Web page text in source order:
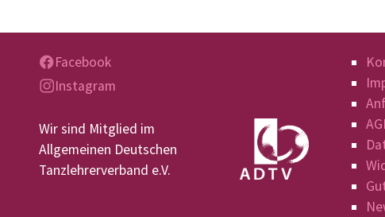
Facebook
Instagram
Wir sind Mitglied im
Allgemeinen Deutschen
Tanzlehrerverband e.V.